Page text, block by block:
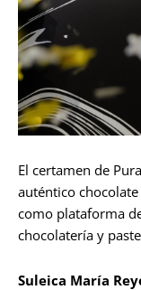
El certamen de
auténtico
como plataforma
chocolatería y
Suleica María